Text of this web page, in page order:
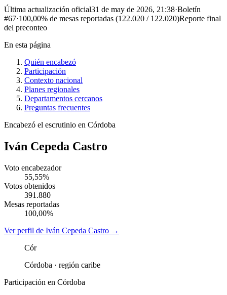
Última actualización oficial31 de may de 2026, 21:38·Boletín
#67·100,00% de mesas reportadas (122.020 / 122.020)Reporte final
del preconteo
En esta página
Quién encabezó
Participación
Contexto nacional
Planes regionales
Departamentos cercanos
Preguntas frecuentes
Encabezó el escrutinio en Córdoba
Iván Cepeda Castro
Voto encabezador
55,55%
Votos obtenidos
391.880
Mesas reportadas
100,00%
Ver perfil de Iván Cepeda Castro →
Cór
Córdoba · región caribe
Participación en Córdoba